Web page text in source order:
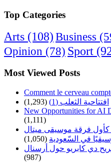
Top Categories
Arts (108) Business
Opinion (78) Sport
Most Viewed Posts
Comment le cerveau
افتتاحية الثعلب (1)
(1,293)
New Opportunities for AI
(1,111)
كأول فرقة موسيقى ميتال
في السّعودية (1,050)
دي كابريو حول أرسنال
(987)